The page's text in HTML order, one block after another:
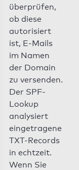
überprüfen,
ob diese
autorisiert
ist, E-Mails
im Namen
der Domain
zu versenden.
Der SPF-
Lookup
analysiert
eingetragene
TXT-Records
in echtzeit.
Wenn Sie